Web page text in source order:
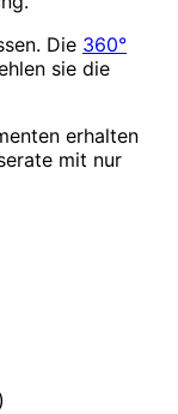
Die 360°
sie die
erhalten
mit nur